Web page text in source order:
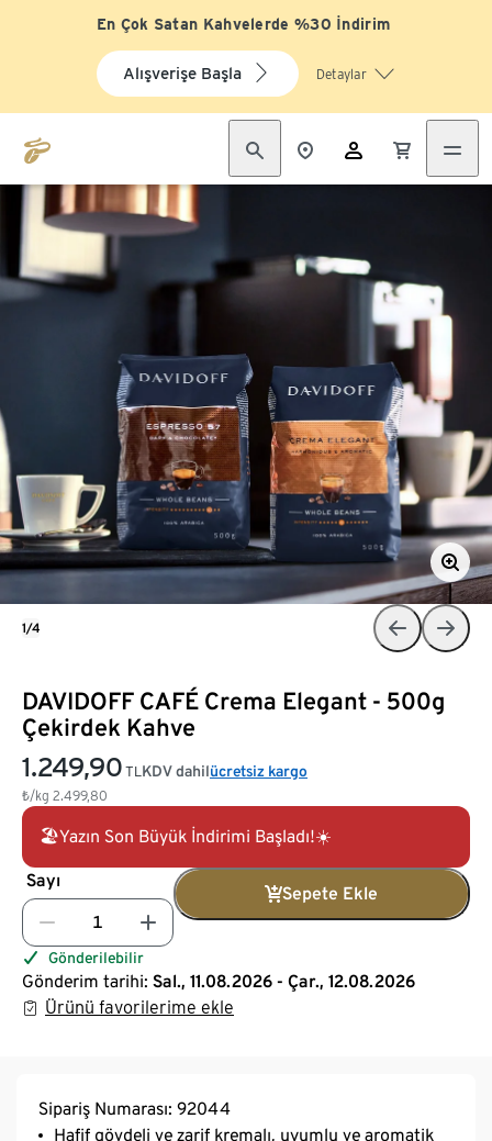
En Çok Satan Kahvelerde %30 İndirim
Alışverişe Başla Detaylar
DAVIDOFF CAFÉ Crema Elegant - 500g
Çekirdek Kahve
1.249,90 TL
₺/kg 2.499,80
KDV dahilücretsiz kargo
🏖️Yazın Son Büyük İndirimi Başladı!☀️
Sayı
Sepete Ekle
Gönderilebilir
Gönderim tarihi: Sal., 11.08.2026 - Çar., 12.08.2026
Ürünü favorilerime ekle
1/4
Sipariş Numarası: 92044
Hafif gövdeli ve zarif kremalı, uyumlu ve aromatik